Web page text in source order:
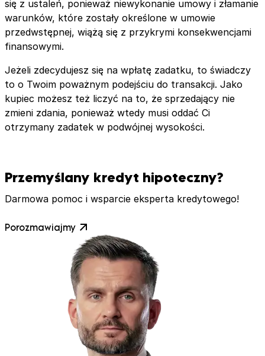
się z ustaleń, ponieważ niewykonanie umowy i złamanie
warunków, które zostały określone w umowie
przedwstępnej, wiążą się z przykrymi konsekwencjami
finansowymi.
Jeżeli zdecydujesz się na wpłatę zadatku, to świadczy
to o Twoim poważnym podejściu do transakcji. Jako
kupiec możesz też liczyć na to, że sprzedający nie
zmieni zdania, ponieważ wtedy musi oddać Ci
otrzymany zadatek w podwójnej wysokości.
Przemyślany kredyt hipoteczny?
Darmowa pomoc i wsparcie eksperta kredytowego!
Porozmawiajmy